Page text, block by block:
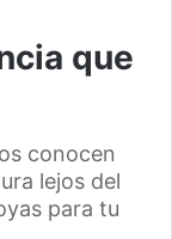
que
conocen
lejos del
para tu